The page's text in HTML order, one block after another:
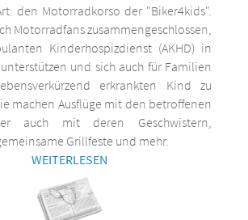
den Motorradkorso der "Biker4kids".
Motorradfans zusammengeschlossen,
Kinderhospizdienst (AKHD) in
und sich auch für Familien
erkrankten Kind zu
machen Ausflüge mit den betroffenen
auch mit deren Geschwistern,
Grillfeste und mehr.
WEITERLESEN